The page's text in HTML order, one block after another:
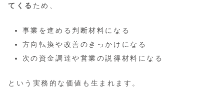
てくる ため、
事業を進める判断材料になる
方向転換や改善のきっかけになる
次の資金調達や営業の説得材料になる
という実務的な価値も生まれます。